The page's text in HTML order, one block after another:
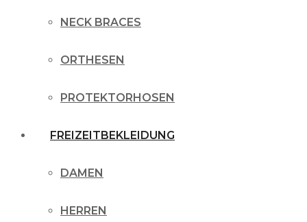
NECK BRACES
ORTHESEN
PROTEKTORHOSEN
FREIZEITBEKLEIDUNG
DAMEN
HERREN